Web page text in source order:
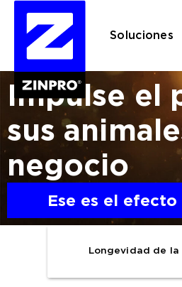
Soluciones
Buscar:
Impulse el
sus
negocio
Ese es el
Longevidad de la